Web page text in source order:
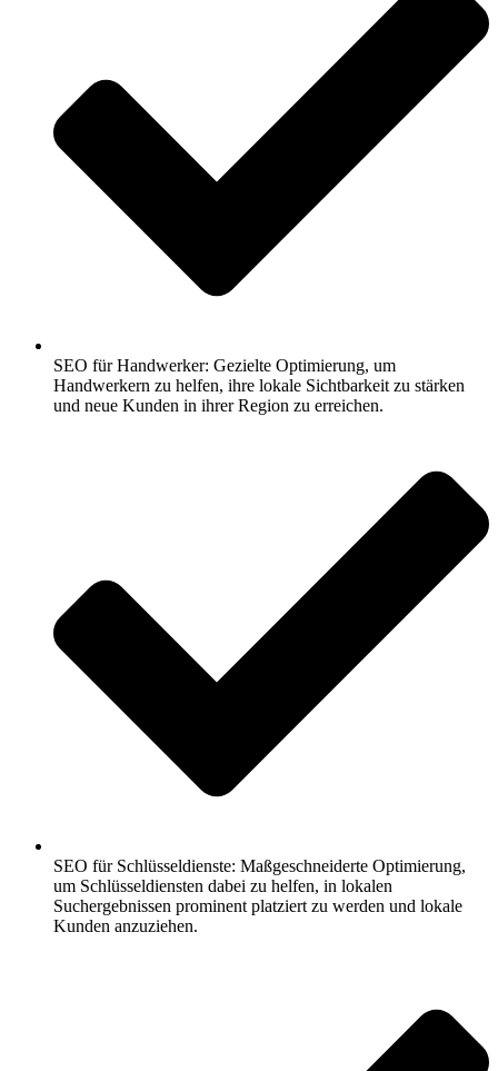
SEO für Handwerker: Gezielte Optimierung, um
Handwerkern zu helfen, ihre lokale Sichtbarkeit zu stärken
und neue Kunden in ihrer Region zu erreichen.
SEO für Schlüsseldienste: Maßgeschneiderte Optimierung,
um Schlüsseldiensten dabei zu helfen, in lokalen
Suchergebnissen prominent platziert zu werden und lokale
Kunden anzuziehen.